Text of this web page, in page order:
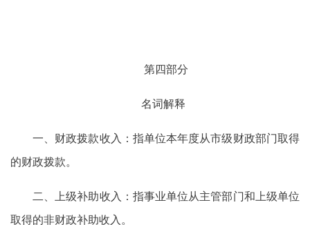
第四部分
名词解释
一、财政拨款收入：指单位本年度从市级财政部门取得
的财政拨款。
二、上级补助收入：指事业单位从主管部门和上级单位
取得的非财政补助收入。